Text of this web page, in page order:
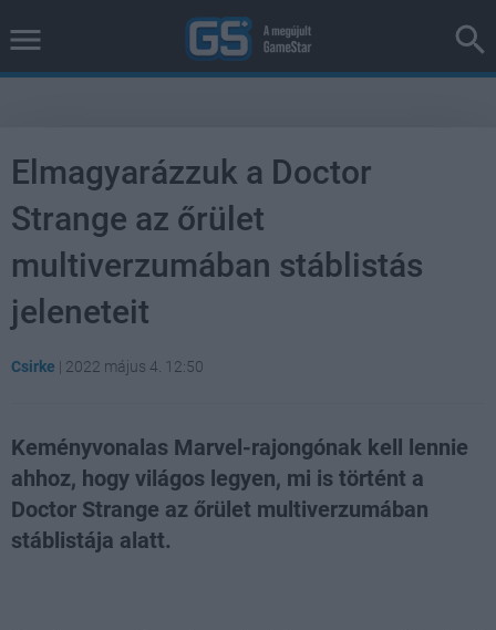
Elmagyarázzuk a Doctor
Strange az őrület
multiverzumában stáblistás
jeleneteit
Csirke | 2022 május 4. 12:50
Keményvonalas Marvel-rajongónak kell lennie
ahhoz, hogy világos legyen, mi is történt a
Doctor Strange az őrület multiverzumában
stáblistája alatt.